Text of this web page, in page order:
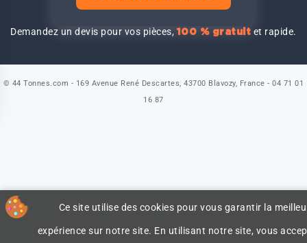
Demandez un devis pour vos pièces,100 % gratuit et rapide.
Ce site utilise des cookies pour vous garantir la
expérience sur notre site. En utilisant notre site, vous
© 44 Tonnes.com - 169 Avenue René Descartes, 43700 Blavozy, France - 04 71 01
16 87